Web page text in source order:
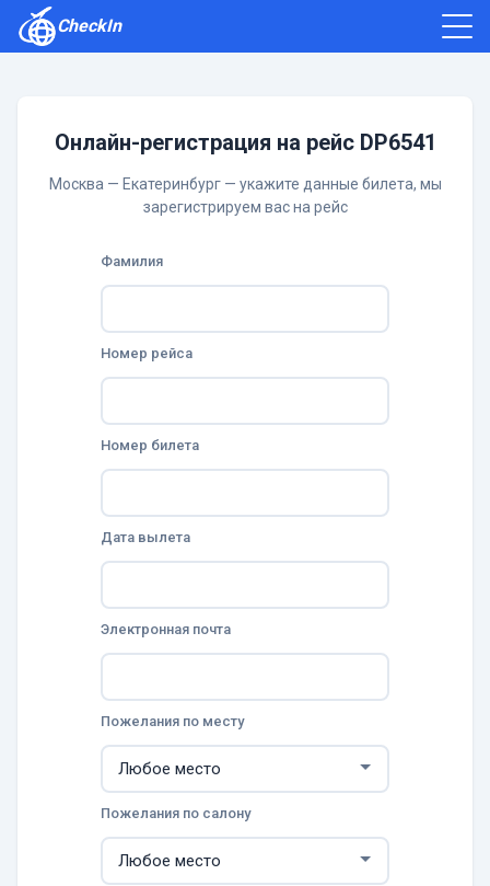
CheckIn
Онлайн-регистрация на рейс DP6541
Москва — Екатеринбург — укажите данные билета, мы
зарегистрируем вас на рейс
Фамилия
Номер рейса
Номер билета
Дата вылета
Электронная почта
Пожелания по месту
Пожелания по салону